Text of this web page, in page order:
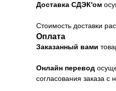
Доставка СДЭК'ом
Стоимость доставки
Оплата
Заказанный вами
Онлайн перевод
согласования заказа